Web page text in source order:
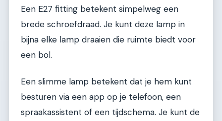
Een E27 fitting betekent simpelweg een
brede schroefdraad. Je kunt deze lamp in
bijna elke lamp draaien die ruimte biedt voor
een bol.
Een slimme lamp betekent dat je hem kunt
besturen via een app op je telefoon, een
spraakassistent of een tijdschema. Je kunt de